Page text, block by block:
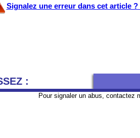
Signalez une erreur dans cet article
:
Pour signaler un abus, contactez